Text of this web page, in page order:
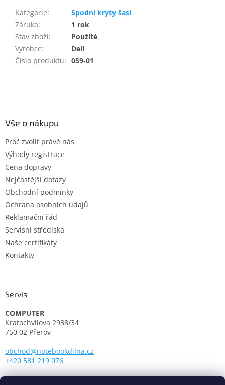
Kategorie:
Spodní kryty šasí
Záruka:
1 rok
Stav zboží:
Použité
Výrobce:
Dell
Číslo produktu: 059-01
Vše o nákupu
Proč zvolit právě nás
Výhody registrace
Cena dopravy
Nejčastější dotazy
Obchodní podmínky
Ochrana osobních údajů
Reklamační řád
Servisní střediska
Naše certifikáty
Kontakty
Servis
COMPUTER
Kratochvílova 2938/34
750 02 Přerov
obchod@notebookdilna.cz
+420 581 219 076
Otevírací doba: